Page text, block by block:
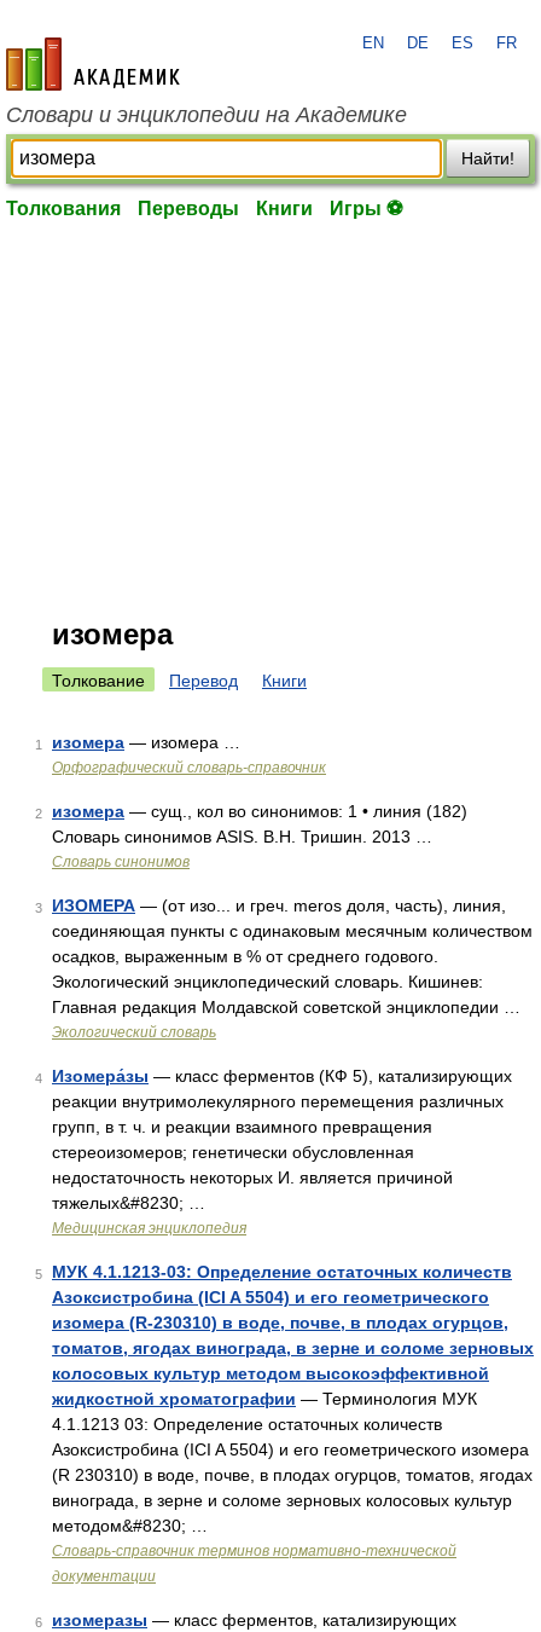
academic.ru
EN DE ES FR
Словари и энциклопедии на Академике
Найти!
Толкования Переводы Книги Игры ⚽
изомера
Толкование Перевод Книги
1 изомера — изомера …
Орфографический словарь-справочник
2 изомера — сущ., кол во синонимов: 1 • линия (182)
Словарь синонимов ASIS. В.Н. Тришин. 2013 …
Словарь синонимов
3 ИЗОМЕРА — (от изо... и греч. meros доля, часть), линия,
соединяющая пункты с одинаковым месячным количеством
осадков, выраженным в % от среднего годового.
Экологический энциклопедический словарь. Кишинев:
Главная редакция Молдавской советской энциклопедии …
Экологический словарь
4 Изомера́зы — класс ферментов (КФ 5), катализирующих
реакции внутримолекулярного перемещения различных
групп, в т. ч. и реакции взаимного превращения
стереоизомеров; генетически обусловленная
недостаточность некоторых И. является причиной
тяжелых&#8230; …
Медицинская энциклопедия
5
МУК 4.1.1213-03: Определение остаточных количеств
Азоксистробина (ICI A 5504) и его геометрического
изомера (R-230310) в воде, почве, в плодах огурцов,
томатов, ягодах винограда, в зерне и соломе зерновых
колосовых культур методом высокоэффективной
жидкостной хроматографии — Терминология МУК
4.1.1213 03: Определение остаточных количеств
Азоксистробина (ICI A 5504) и его геометрического изомера
(R 230310) в воде, почве, в плодах огурцов, томатов, ягодах
винограда, в зерне и соломе зерновых колосовых культур
методом&#8230; …
Словарь-справочник терминов нормативно-технической
документации
6 изомеразы — класс ферментов, катализирующих